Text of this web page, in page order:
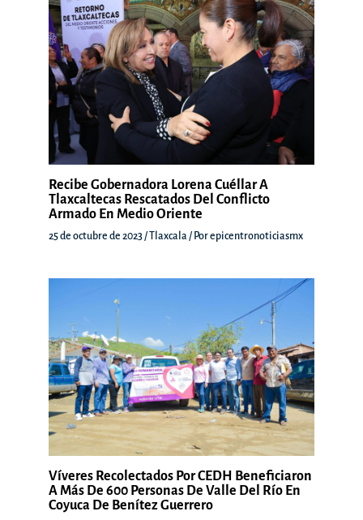
Recibe Gobernadora Lorena Cuéllar A
Tlaxcaltecas Rescatados Del Conflicto
Armado En Medio Oriente
25 de octubre de 2023/Tlaxcala / Porepicentronoticiasmx
Víveres Recolectados Por CEDH Beneficiaron
A Más De 600 Personas De Valle Del Río En
Coyuca De Benítez Guerrero